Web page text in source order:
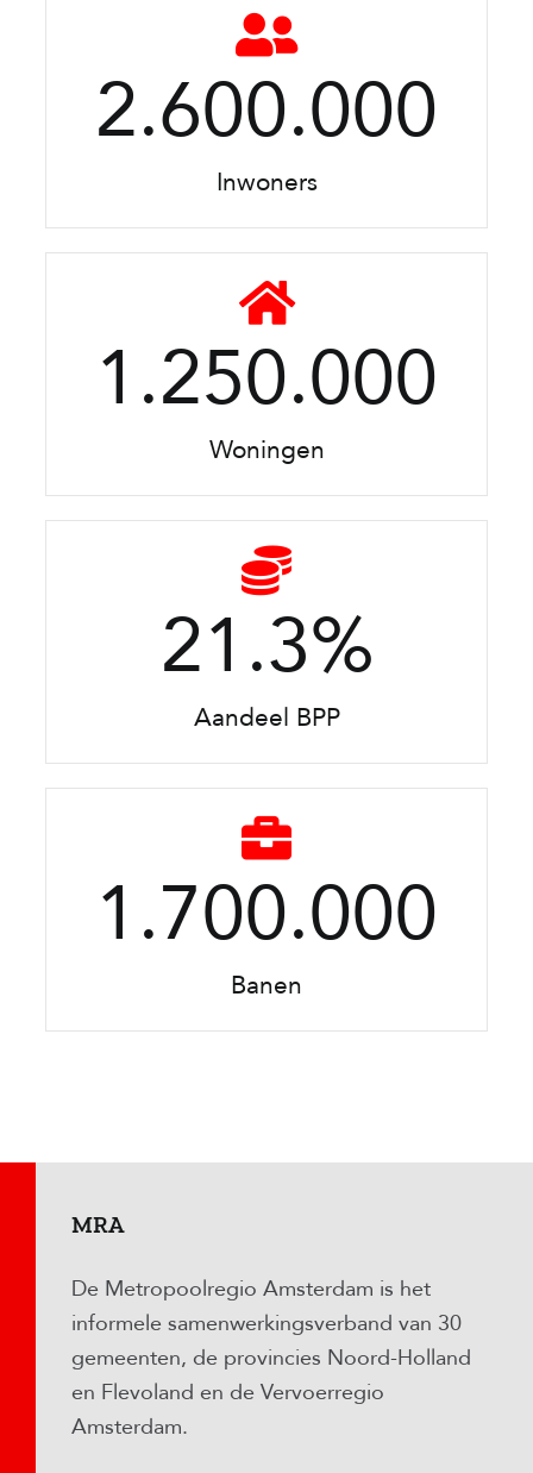
2.600.000
Inwoners
1.250.000
Woningen
21.3%
Aandeel BPP
1.700.000
Banen
MRA
De Metropoolregio Amsterdam is het
informele samenwerkingsverband van 30
gemeenten, de provincies Noord-Holland
en Flevoland en de Vervoerregio
Amsterdam.